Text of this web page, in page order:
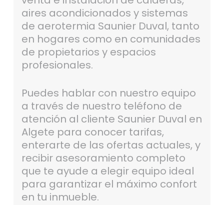
aires acondicionados y sistemas
de aerotermia Saunier Duval, tanto
en hogares como en comunidades
de propietarios y espacios
profesionales.
Puedes hablar con nuestro equipo
a través de nuestro teléfono de
atención al cliente Saunier Duval en
Algete para conocer tarifas,
enterarte de las ofertas actuales, y
recibir asesoramiento completo
que te ayude a elegir equipo ideal
para garantizar el máximo confort
en tu inmueble.